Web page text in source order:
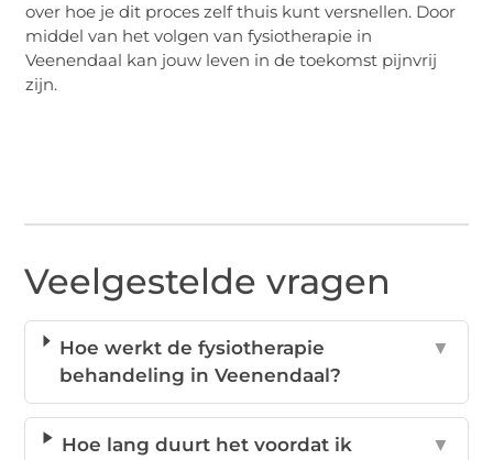
over hoe je dit proces zelf thuis kunt versnellen. Door
middel van het volgen van fysiotherapie in
Veenendaal kan jouw leven in de toekomst pijnvrij
zijn.
Veelgestelde vragen
Hoe werkt de fysiotherapie
behandeling in Veenendaal?
▼
Hoe lang duurt het voordat ik
▼